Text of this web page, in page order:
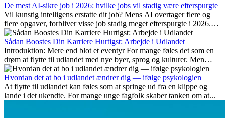
De mest AI-sikre job i 2026: hvilke jobs vil stadig være efterspurgte
Vil kunstig intelligens erstatte dit job? Mens AI overtager flere og
flere opgaver, forbliver visse job stadig meget efterspurgte i 2026.
Her gennemgår vi hvilke typer arbejde der anses som mest
fremtidssikre, hvilke kompetencer der vil være vigtige på lang sigt,
og hvorfor mange af disse jobs også giver attraktive
karrieremuligheder i udlandet.
Sådan Boostes Din Karriere Hurtigst: Arbejde i Udlandet
Introduktion: Mere end blot et eventyr For mange føles det som en
drøm at flytte til udlandet med nye byer, sprog og kulturer. Men
udover spændingen ved...
Hvordan det at bo i udlandet ændrer dig — ifølge psykologien
At flytte til udlandet kan føles som at springe ud fra en klippe og
lande i det ukendte. For mange unge fagfolk skaber tanken om at...